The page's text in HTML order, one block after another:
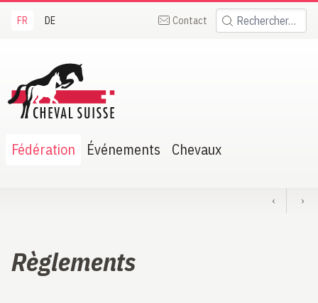
FR DE Contact Rechercher:
Suisse
Fédération Événements Chevaux
‹ ›
Règlements